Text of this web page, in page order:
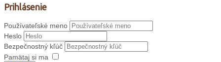
Prihlásenie
Používateľské meno
Heslo
Bezpečnostný kľúč
Pamätaj si ma